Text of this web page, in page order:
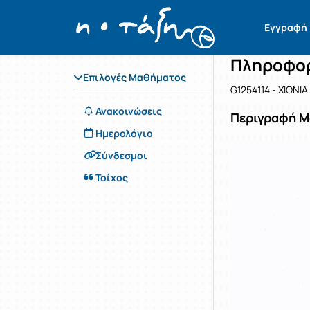
Εγγραφή
Επιλογές Μαθήματος
Ανακοινώσεις
Ημερολόγιο
Σύνδεσμοι
Τοίχος
Αρχική Σελίδα
Μάθημα :
Κωδικός :
G1254114 -
Περιγραφή